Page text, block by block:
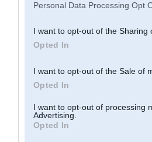
Personal Data Processing Opt
I want to opt-out of the Sharing
Opted In
I want to opt-out of the Sale of
Opted In
I want to opt-out of processing
Advertising.
Opted In